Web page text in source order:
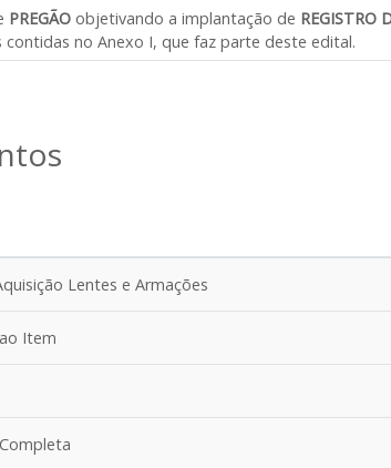
PREGÃO objetivando a implantação de REGISTRO
contidas no Anexo I, que faz parte deste edital.
Lentes e Armações
Item